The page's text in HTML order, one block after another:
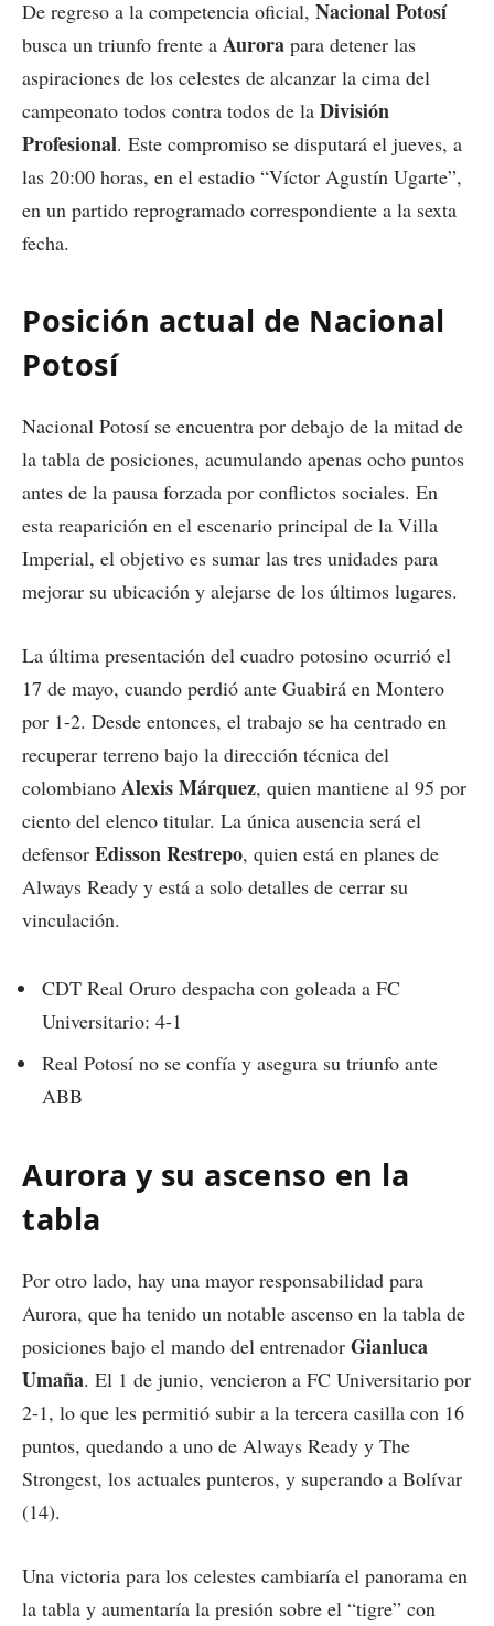
De regreso a la competencia oficial, Nacional Potosí
busca un triunfo frente a Aurora para detener las
aspiraciones de los celestes de alcanzar la cima del
campeonato todos contra todos de la División
Profesional. Este compromiso se disputará el jueves, a
las 20:00 horas, en el estadio “Víctor Agustín Ugarte”,
en un partido reprogramado correspondiente a la sexta
fecha.
Posición actual de Nacional
Potosí
Nacional Potosí se encuentra por debajo de la mitad de
la tabla de posiciones, acumulando apenas ocho puntos
antes de la pausa forzada por conflictos sociales. En
esta reaparición en el escenario principal de la Villa
Imperial, el objetivo es sumar las tres unidades para
mejorar su ubicación y alejarse de los últimos lugares.
La última presentación del cuadro potosino ocurrió el
17 de mayo, cuando perdió ante Guabirá en Montero
por 1-2. Desde entonces, el trabajo se ha centrado en
recuperar terreno bajo la dirección técnica del
colombiano Alexis Márquez, quien mantiene al 95 por
ciento del elenco titular. La única ausencia será el
defensor Edisson Restrepo, quien está en planes de
Always Ready y está a solo detalles de cerrar su
vinculación.
CDT Real Oruro despacha con goleada a FC
Universitario: 4-1
Real Potosí no se confía y asegura su triunfo ante
ABB
Aurora y su ascenso en la
tabla
Por otro lado, hay una mayor responsabilidad para
Aurora, que ha tenido un notable ascenso en la tabla de
posiciones bajo el mando del entrenador Gianluca
Umaña. El 1 de junio, vencieron a FC Universitario por
2-1, lo que les permitió subir a la tercera casilla con 16
puntos, quedando a uno de Always Ready y The
Strongest, los actuales punteros, y superando a Bolívar
(14).
Una victoria para los celestes cambiaría el panorama en
la tabla y aumentaría la presión sobre el “tigre” con